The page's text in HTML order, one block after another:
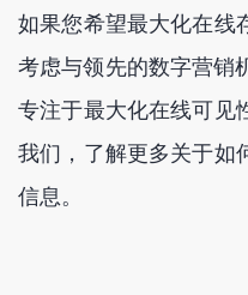
如果您希望最大化在线
考虑与领先的数字营销
专注于最大化在线可见
我们，了解更多关于如
信息。